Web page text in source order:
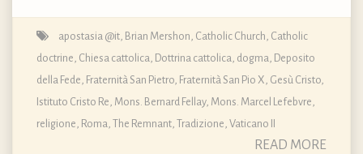
apostasia @it Brian Mershon Catholic Church Catholic
doctrine Chiesa cattolica Dottrina cattolica, dogma, Deposito
della Fede Fraternità San Pietro Fraternità San Pio X Gesù Cristo
Istituto Cristo Re Mons. Bernard Fellay, Mons. Marcel Lefebvre
religione Roma The Remnant Tradizione Vaticano II
READ MORE